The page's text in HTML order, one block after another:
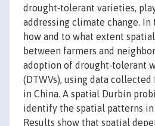
drought‐tolerant varieties,
addressing climate change. In
how and to what extent
between farmers and
adoption of drought‐tolerant
(DTWVs), using data
in China. A spatial Durbin
identify the spatial patterns in
Results show that spatial